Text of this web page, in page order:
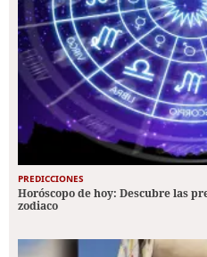
PREDICCIONES
Horóscopo de hoy: Descubre las
zodiaco